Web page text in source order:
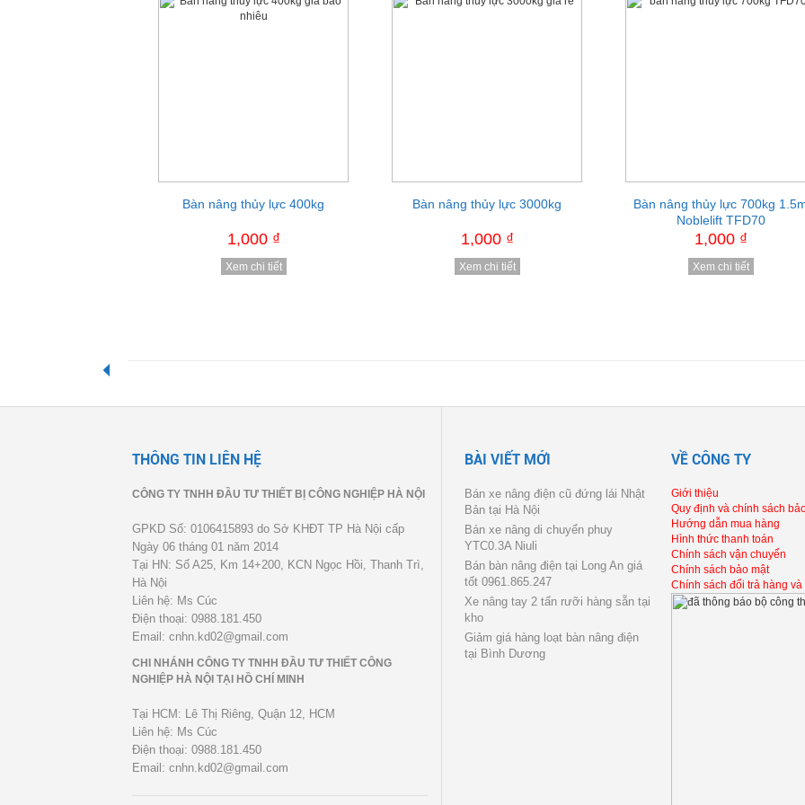
Bàn nâng thủy lực 400kg
1,000 ₫
Xem chi tiết
Bàn nâng thủy lực 3000kg
1,000 ₫
Xem chi tiết
Bàn nâng thủy lực 700kg
Noblelift TFD70
1,000 ₫
Xem chi tiết
Thùng rác y tế màu vàng
1,000 ₫
Xem chi tiết
Xe nâng tay Mitsubishi
1,000 ₫
Xem chi tiết
Thùng rác công cộng 30 lít
1,000 ₫
Xem chi tiết
THÔNG TIN LIÊN HỆ
CÔNG TY TNHH ĐẦU TƯ THIẾT BỊ CÔNG NGHIỆP HÀ NỘI
GPKD Số: 0106415893 do Sở KHĐT TP Hà Nội cấp
Ngày 06 tháng 01 năm 2014
Tại HN: Số A25, Km 14+200, KCN Ngọc Hồi, Thanh Trì,
Hà Nội
Liên hệ: Ms Cúc
Điện thoại: 0988.181.450
Email: cnhn.kd02@gmail.com
CHI NHÁNH CÔNG TY TNHH ĐẦU TƯ THIẾT CÔNG
NGHIỆP HÀ NỘI TẠI HỒ CHÍ MINH
Tại HCM: Lê Thị Riêng, Quận 12, HCM
Liên hệ: Ms Cúc
Điện thoại: 0988.181.450
Email: cnhn.kd02@gmail.com
BÀI VIẾT MỚI
Bán xe nâng điện cũ đứng lái Nhật
Bản tại Hà Nội
Bán xe nâng di chuyển phuy
YTC0.3A Niuli
Bán bàn nâng điện tại Long An giá
tốt 0961.865.247
Xe nâng tay 2 tấn rưỡi hàng sẵn tại
kho
Giảm giá hàng loạt bàn nâng điện
tại Bình Dương
VỀ CÔNG TY
Giới thiệu
Quy định và chính sách
Hướng dẫn mua hàng
Hình thức thanh toán
Chính sách vận chuyển
Chính sách bảo mật
Chính sách đổi trả hàng và